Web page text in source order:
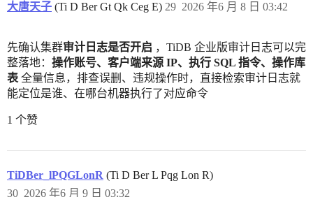
大唐天子 (Ti D Ber Gt Qk Ceg E) 2026 年6 月 8 日 03:42
29
先确认集群审计日志是否开启 ，TiDB 企业版审计日志可以完
整落地： 操作账号、客户端来源 IP、执行 SQL 指令、操作库
表 全量信息，排查误删、违规操作时，直接检索审计日志就
能定位是谁、在哪台机器执行了对应命令
1 个赞
TiDBer_lPQGLonR (Ti D Ber L Pqg Lon R)
2026 年6 月 9 日 03:32
30